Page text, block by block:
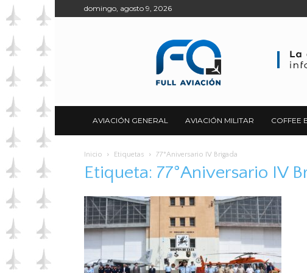
domingo, agosto 9, 2026
AVIACIÓN GENERAL AVIACIÓN MILITAR COFFEE
Inicio Etiquetas 77°Aniversario IV Brigada
Etiqueta: 77°Aniversario IV